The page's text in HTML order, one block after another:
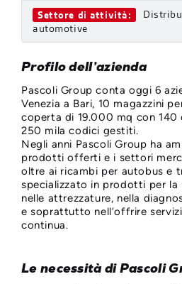
Settore di attività:
automotive
Profilo dell’azienda
Pascoli Group conta oggi 6
Venezia a Bari, 10 magazzini
coperta di 19.000 mq con 140
250 mila codici gestiti.
Negli anni Pascoli Group ha
prodotti offerti e i settori
oltre ai ricambi per autobus e
specializzato in prodotti per
nelle attrezzature, nella
e soprattutto nell’offrire
continua.
Le necessità di Pascoli